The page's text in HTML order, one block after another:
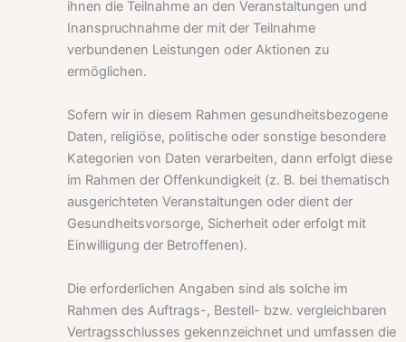
ihnen die Teilnahme an den Veranstaltungen und
Inanspruchnahme der mit der Teilnahme
verbundenen Leistungen oder Aktionen zu
ermöglichen.
Sofern wir in diesem Rahmen gesundheitsbezogene
Daten, religiöse, politische oder sonstige besondere
Kategorien von Daten verarbeiten, dann erfolgt diese
im Rahmen der Offenkundigkeit (z. B. bei thematisch
ausgerichteten Veranstaltungen oder dient der
Gesundheitsvorsorge, Sicherheit oder erfolgt mit
Einwilligung der Betroffenen).
Die erforderlichen Angaben sind als solche im
Rahmen des Auftrags-, Bestell- bzw. vergleichbaren
Vertragsschlusses gekennzeichnet und umfassen die